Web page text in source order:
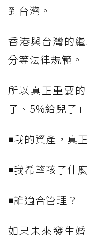
到台灣。
香港與台灣的
分等法律規範。
所以真正重要
子、5%給兒子
◾我的資產，真
◾我希望孩子什
◾誰適合管理？
如果未來發生